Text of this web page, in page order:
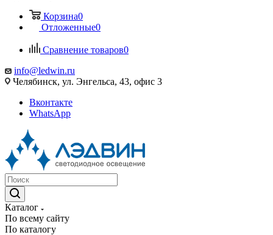
Корзина0
Отложенные0
Сравнение товаров0
info@ledwin.ru
Челябинск, ул. Энгельса, 43, офис 3
Вконтакте
WhatsApp
Каталог
По всему сайту
По каталогу